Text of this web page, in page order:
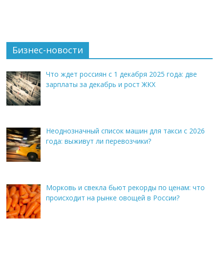
Бизнес-новости
Что ждет россиян с 1 декабря 2025 года: две
зарплаты за декабрь и рост ЖКХ
Неоднозначный список машин для такси с 2026
года: выживут ли перевозчики?
Морковь и свекла бьют рекорды по ценам: что
происходит на рынке овощей в России?